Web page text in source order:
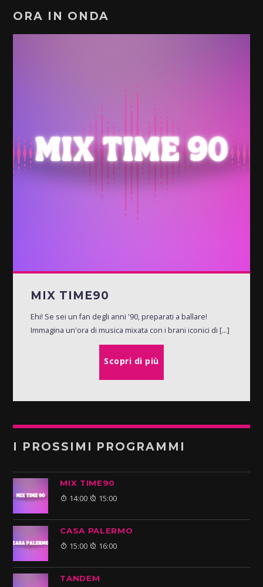
ORA IN ONDA
MIX TIME90
Ehi! Se sei un fan degli anni '90, preparati a ballare!
Immagina un'ora di musica mixata con i brani iconici di [...]
Scopri di più
I PROSSIMI PROGRAMMI
MIX TIME90
14:00 15:00
CASA PALERMO
15:00 16:00
TANDEM